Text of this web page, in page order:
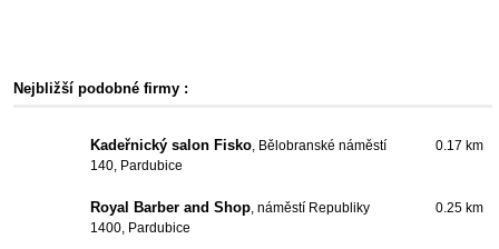
Nejbližší podobné firmy :
Kadeřnický salon Fisko, Bělobranské náměstí
140, Pardubice
0.17 km
Royal Barber and Shop, náměstí Republiky
1400, Pardubice
0.25 km